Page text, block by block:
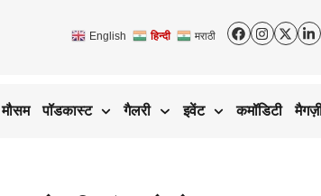
English हिन्दी मराठी
मौसम पॉडकास्ट गैलरी इवेंट कमॉडिटी